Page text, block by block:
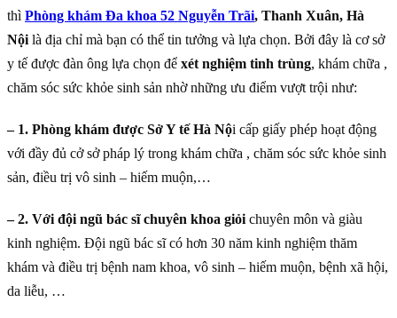
thì Phòng khám Đa khoa 52 Nguyễn Trãi, Thanh Xuân, Hà
Nội là địa chỉ mà bạn có thể tin tưởng và lựa chọn. Bởi đây là cơ sở
y tế được đàn ông lựa chọn để xét nghiệm tinh trùng, khám chữa ,
chăm sóc sức khỏe sinh sản nhờ những ưu điểm vượt trội như:
– 1. Phòng khám được Sở Y tế Hà Nội cấp giấy phép hoạt động
với đầy đủ cở sở pháp lý trong khám chữa , chăm sóc sức khỏe sinh
sản, điều trị vô sinh – hiếm muộn,…
– 2. Với đội ngũ bác sĩ chuyên khoa giỏi chuyên môn và giàu
kinh nghiệm. Đội ngũ bác sĩ có hơn 30 năm kinh nghiệm thăm
khám và điều trị bệnh nam khoa, vô sinh – hiếm muộn, bệnh xã hội,
da liễu, …